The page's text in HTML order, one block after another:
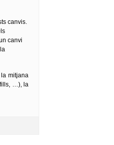
canvis.
canvi
mitjana
fills, …), la